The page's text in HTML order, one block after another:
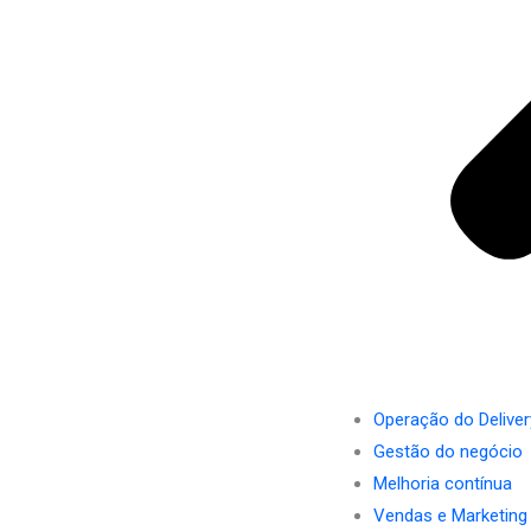
Operação do
Gestão do negócio
Melhoria contínua
Vendas e Marketing